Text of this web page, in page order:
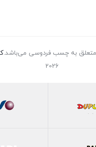
به چسب فردوسی می‌باشد.
2026